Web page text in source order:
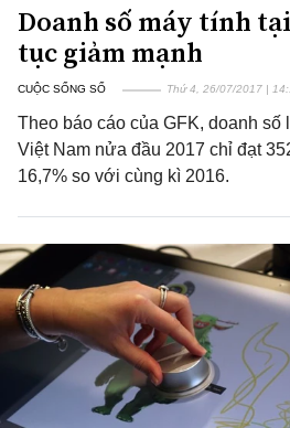
Doanh số máy tính
tục giảm mạnh
CUỘC SỐNG SỐ Thứ 4, 26/07/2017 |
Theo báo cáo của GFK, doanh số
Việt Nam nửa đầu 2017 chỉ đạt
16,7% so với cùng kì 2016.